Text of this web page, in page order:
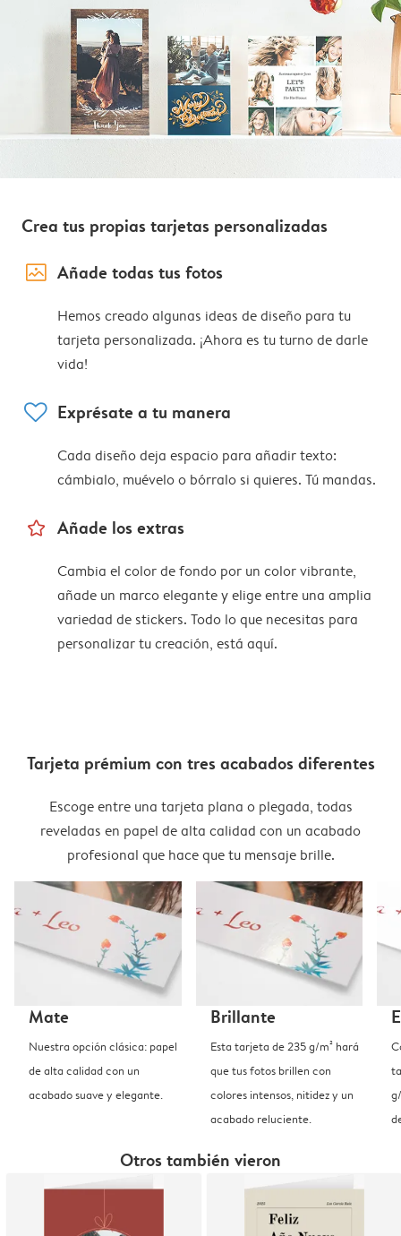
Crea tus propias tarjetas personalizadas
image_placeholder Añade todas tus fotos
Hemos creado algunas ideas de diseño para tu
tarjeta personalizada. ¡Ahora es tu turno de darle
vida!
heart Exprésate a tu manera
Cada diseño deja espacio para añadir texto:
cámbialo, muévelo o bórralo si quieres. Tú mandas.
star_outline Añade los extras
Cambia el color de fondo por un color vibrante,
añade un marco elegante y elige entre una amplia
variedad de stickers. Todo lo que necesitas para
personalizar tu creación, está aquí.
Tarjeta prémium con tres acabados diferentes
Escoge entre una tarjeta plana o plegada, todas
reveladas en papel de alta calidad con un acabado
profesional que hace que tu mensaje brille.
Mate
Nuestra opción clásica: papel
de alta calidad con un
acabado suave y elegante.
Brillante
Esta tarjeta de 235 g/m² hará
que tus fotos brillen con
colores intensos, nitidez y un
acabado reluciente.
Otros también vieron